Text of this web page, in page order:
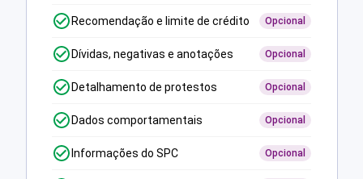
Recomendação e limite de crédito Opcional
Dívidas, negativas e anotações Opcional
Detalhamento de protestos Opcional
Dados comportamentais Opcional
Informações do SPC Opcional